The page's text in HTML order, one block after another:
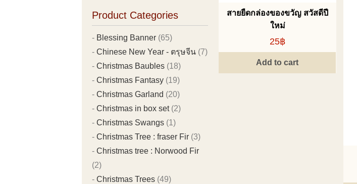
สายยืดกล่องของขวัญ สวัสดีปี
ใหม่
25฿
Add to cart
Product Categories
Blessing Banner (65)
Chinese New Year - ตรุษจีน (7)
Christmas Baubles (18)
Christmas Fantasy (19)
Christmas Garland (20)
Christmas in box set (2)
Christmas Swangs (1)
Christmas Tree : fraser Fir (3)
Christmas tree : Norwood Fir
(2)
Christmas Trees (49)